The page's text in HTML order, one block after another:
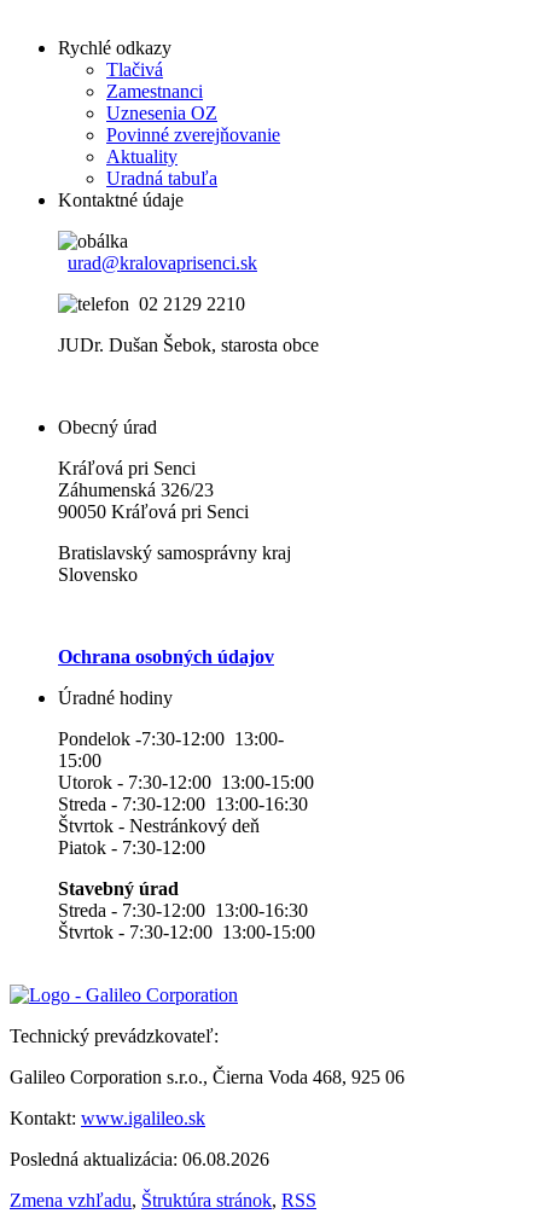
Rychlé odkazy
Tlačivá
Zamestnanci
Uznesenia OZ
Povinné zverejňovanie
Aktuality
Uradná tabuľa
Kontaktné údaje
urad@kralovaprisenci.sk
02 2129 2210
JUDr. Dušan Šebok, starosta obce
Obecný úrad
Kráľová pri Senci
Záhumenská 326/23
90050 Kráľová pri Senci
Bratislavský samosprávny kraj
Slovensko
Ochrana osobných údajov
Úradné hodiny
Pondelok -7:30-12:00 13:00-
15:00
Utorok - 7:30-12:00 13:00-15:00
Streda - 7:30-12:00 13:00-16:30
Štvrtok - Nestránkový deň
Piatok - 7:30-12:00
Stavebný úrad
Streda - 7:30-12:00 13:00-16:30
Štvrtok - 7:30-12:00 13:00-15:00
Technický prevádzkovateľ:
Galileo Corporation s.r.o., Čierna Voda 468, 925 06
Kontakt: www.igalileo.sk
Posledná aktualizácia: 06.08.2026
Zmena vzhľadu, Štruktúra stránok, RSS